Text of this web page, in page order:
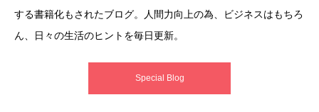
する書籍化もされたブログ。人間力向上の為、ビジネスはもちろ
ん、日々の生活のヒントを毎日更新。
Special Blog